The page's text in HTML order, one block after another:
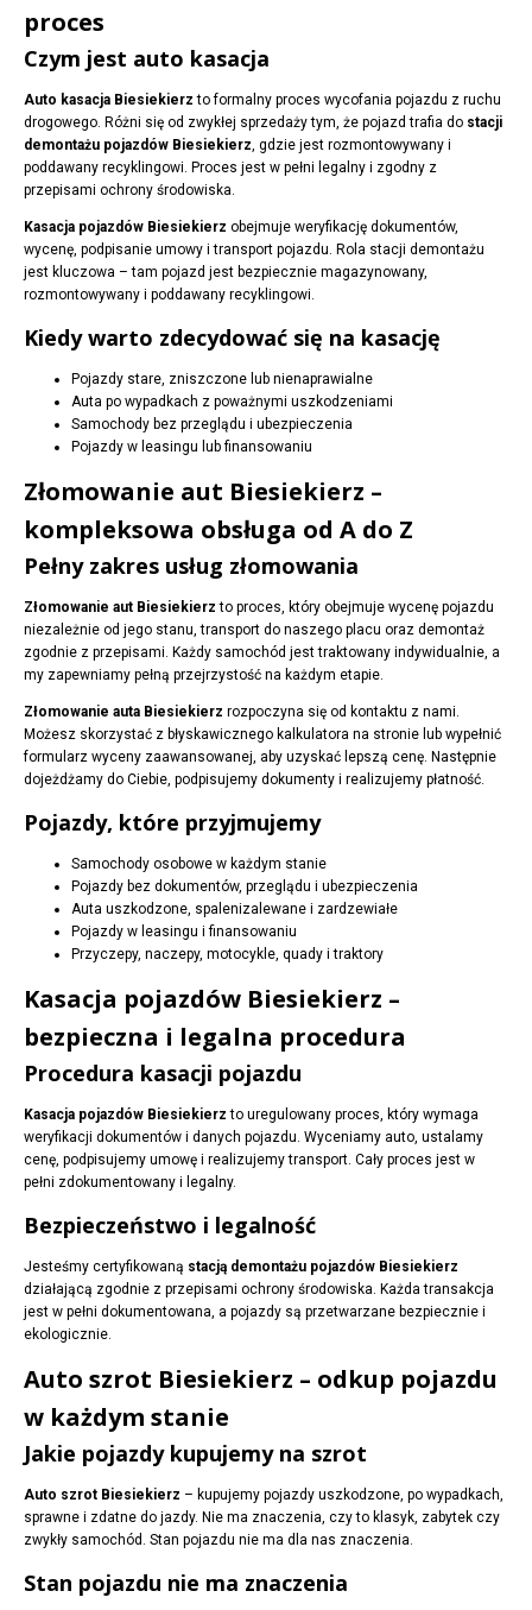
proces
Czym jest auto kasacja
Auto kasacja Biesiekierz to formalny proces wycofania pojazdu z ruchu
drogowego. Różni się od zwykłej sprzedaży tym, że pojazd trafia do stacji
demontażu pojazdów Biesiekierz, gdzie jest rozmontowywany i
poddawany recyklingowi. Proces jest w pełni legalny i zgodny z
przepisami ochrony środowiska.
Kasacja pojazdów Biesiekierz obejmuje weryfikację dokumentów,
wycenę, podpisanie umowy i transport pojazdu. Rola stacji demontażu
jest kluczowa – tam pojazd jest bezpiecznie magazynowany,
rozmontowywany i poddawany recyklingowi.
Kiedy warto zdecydować się na kasację
Pojazdy stare, zniszczone lub nienaprawialne
Auta po wypadkach z poważnymi uszkodzeniami
Samochody bez przeglądu i ubezpieczenia
Pojazdy w leasingu lub finansowaniu
Złomowanie aut Biesiekierz –
kompleksowa obsługa od A do Z
Pełny zakres usług złomowania
Złomowanie aut Biesiekierz to proces, który obejmuje wycenę pojazdu
niezależnie od jego stanu, transport do naszego placu oraz demontaż
zgodnie z przepisami. Każdy samochód jest traktowany indywidualnie, a
my zapewniamy pełną przejrzystość na każdym etapie.
Złomowanie auta Biesiekierz rozpoczyna się od kontaktu z nami.
Możesz skorzystać z błyskawicznego kalkulatora na stronie lub wypełnić
formularz wyceny zaawansowanej, aby uzyskać lepszą cenę. Następnie
dojeżdżamy do Ciebie, podpisujemy dokumenty i realizujemy płatność.
Pojazdy, które przyjmujemy
Samochody osobowe w każdym stanie
Pojazdy bez dokumentów, przeglądu i ubezpieczenia
Auta uszkodzone, spalenizalewane i zardzewiałe
Pojazdy w leasingu i finansowaniu
Przyczepy, naczepy, motocykle, quady i traktory
Kasacja pojazdów Biesiekierz –
bezpieczna i legalna procedura
Procedura kasacji pojazdu
Kasacja pojazdów Biesiekierz to uregulowany proces, który wymaga
weryfikacji dokumentów i danych pojazdu. Wyceniamy auto, ustalamy
cenę, podpisujemy umowę i realizujemy transport. Cały proces jest w
pełni zdokumentowany i legalny.
Bezpieczeństwo i legalność
Jesteśmy certyfikowaną stacją demontażu pojazdów Biesiekierz
działającą zgodnie z przepisami ochrony środowiska. Każda transakcja
jest w pełni dokumentowana, a pojazdy są przetwarzane bezpiecznie i
ekologicznie.
Auto szrot Biesiekierz – odkup pojazdu
w każdym stanie
Jakie pojazdy kupujemy na szrot
Auto szrot Biesiekierz – kupujemy pojazdy uszkodzone, po wypadkach,
sprawne i zdatne do jazdy. Nie ma znaczenia, czy to klasyk, zabytek czy
zwykły samochód. Stan pojazdu nie ma dla nas znaczenia.
Stan pojazdu nie ma znaczenia